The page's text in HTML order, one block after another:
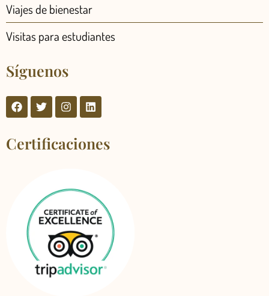
Viajes de bienestar
Visitas para estudiantes
Síguenos
Certificaciones